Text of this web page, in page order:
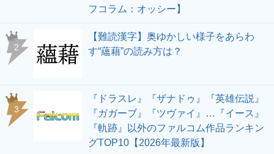
フコラム：オッシー】
2
【難読漢字】奥ゆかしい様子をあらわ
す“蘊藉”の読み方は？
3
『ドラスレ』『ザナドゥ』『英雄伝説』
『ガガーブ』『ツヴァイ』…『イース』
『軌跡』以外のファルコム作品ランキン
グTOP10【2026年最新版】